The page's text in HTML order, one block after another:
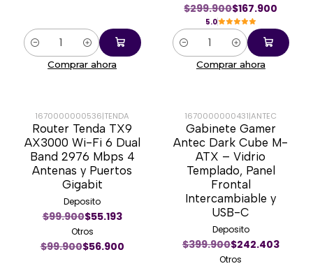
Cantidad
Comprar ahora
$299.900$167.900
5.0
Cantidad
Comprar ahora
-43%
1670000000536|TENDA
Router Tenda TX9
AX3000 Wi-Fi 6 Dual
Band 2976 Mbps 4
Antenas y Puertos
Gigabit
Deposito
$99.900$55.193
Otros
$99.900$56.900
-38%
1670000000431|ANTEC
Gabinete Gamer
Antec Dark Cube M-
ATX – Vidrio
Templado, Panel
Frontal
Intercambiable y
USB-C
Deposito
$399.900$242.403
Otros